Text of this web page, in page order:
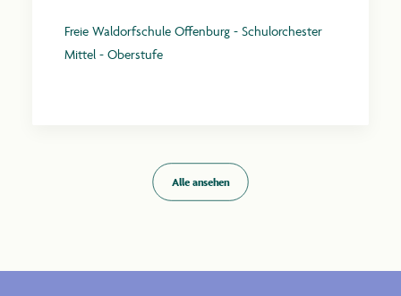
Freie Waldorfschule Offenburg - Schulorchester
Mittel - Oberstufe
Alle ansehen